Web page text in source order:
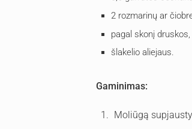
2 rozmarinų ar
pagal skonį druskos,
šlakelio aliejaus.
Gaminimas:
Moliūgą